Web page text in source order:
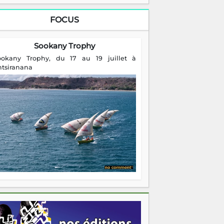
FOCUS
Sookany Trophy
Trophy, du 17 au 19 juillet à